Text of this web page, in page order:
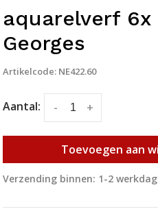
aquarelverf 6x
Georges
Artikelcode: NE422.60
Aantal: +
-
Toevoegen aan
Verzending binnen: 1-2